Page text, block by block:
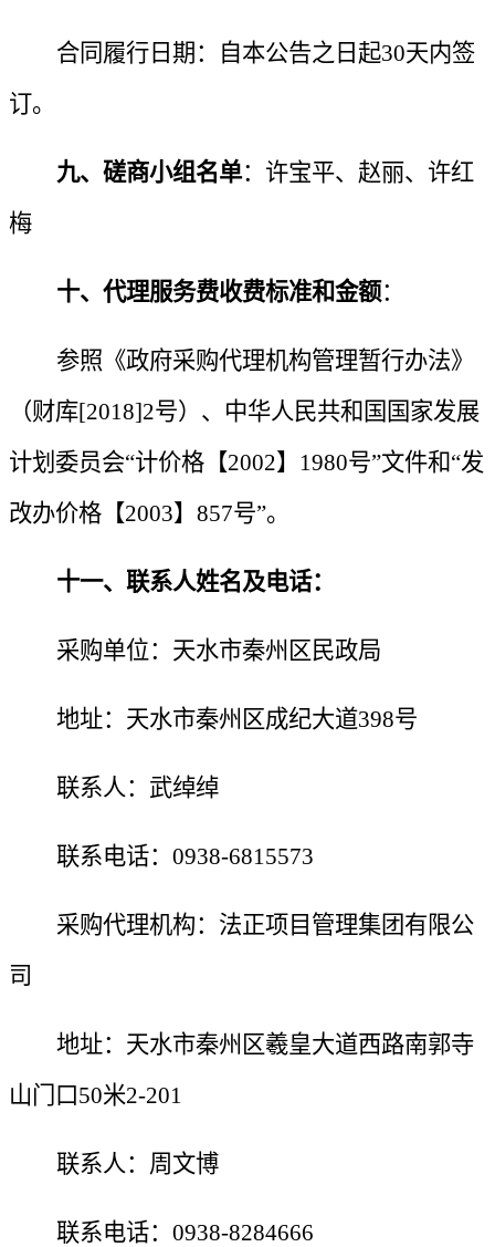
合同履行日期： 自本公告之日起30天内签
订。
九、 磋商小组名单：许宝平、 赵丽、 许红
梅
十、代理服务费收费标准和金额：
参照《政府采购代理机构管理暂行办法》
（财库[2018]2号）、中华人民共和国国家发展
计划委员会“计价格【2002】1980号”文件和“发
改办价格【2003】857号”。
十一、联系人姓名及电话：
采购单位： 天水市秦州区民政局
地址：天水市秦州区成纪大道398号
联系人：武绰绰
联系电话： 0938-6815573
采购代理机构：法正项目管理集团有限公
司
地址：天水市秦州区羲皇大道西路南郭寺
山门口 50米2-201
联系人：周文博
联系电话： 0938-8284666